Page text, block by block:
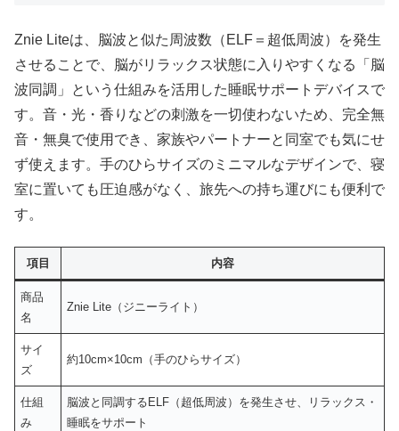
Znie Liteは、脳波と似た周波数（ELF＝超低周波）を発生
させることで、脳がリラックス状態に入りやすくなる「脳
波同調」という仕組みを活用した睡眠サポートデバイスで
す。音・光・香りなどの刺激を一切使わないため、完全無
音・無臭で使用でき、家族やパートナーと同室でも気にせ
ず使えます。手のひらサイズのミニマルなデザインで、寝
室に置いても圧迫感がなく、旅先への持ち運びにも便利で
す。
項目 内容
商品
名
Znie Lite（ジニーライト）
サイ
ズ
約10cm×10cm（手のひらサイズ）
仕組
み
脳波と同調するELF（超低周波）を発生させ、リラックス・
睡眠をサポート